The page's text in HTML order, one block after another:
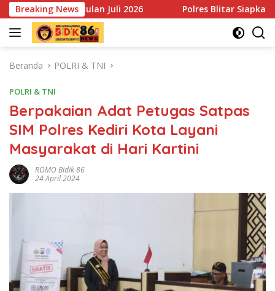
Langsung
ke
konten
Breaking News
Juli 2026 Polres Blitar Siapkan Personel Tanggap
Beranda POLRI & TNI
POLRI & TNI
Berpakaian Adat Petugas Satpas
SIM Polres Kediri Kota Layani
Masyarakat di Hari Kartini
ROMO Bidik 86
24 April 2024